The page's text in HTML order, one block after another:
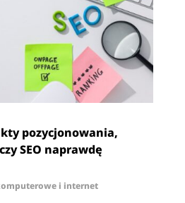
pozycjonowania,
SEO naprawdę
i internet